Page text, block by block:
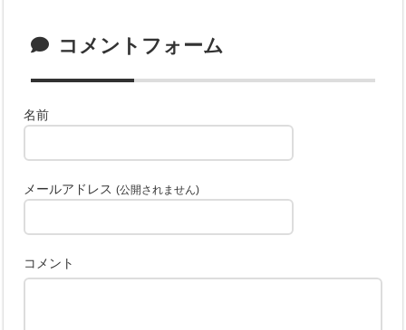
コメントフォーム
名前
メールアドレス(公開されません)
コメント